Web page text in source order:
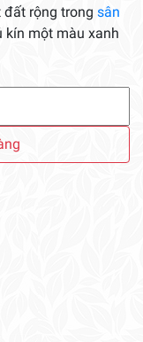
đất rộng trong sân
kín một màu xanh